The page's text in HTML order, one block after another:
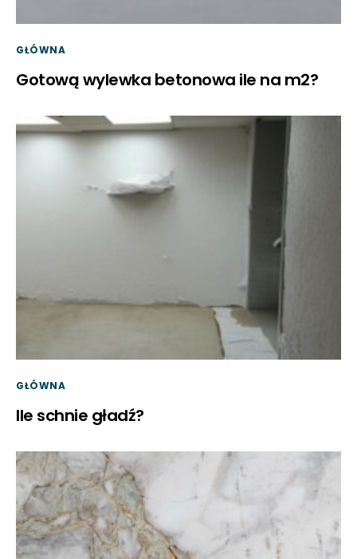
GŁÓWNA
Gotową wylewka betonowa ile na m2?
GŁÓWNA
Ile schnie gładź?